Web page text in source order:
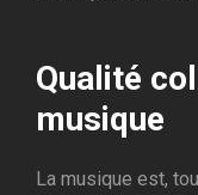
Qualité
musique
La musique est,